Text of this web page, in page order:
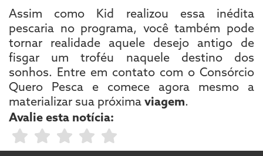
Assim como Kid realizou essa inédita
pescaria no programa, você também pode
tornar realidade aquele desejo antigo de
fisgar um troféu naquele destino dos
sonhos. Entre em contato com o Consórcio
Quero Pesca e comece agora mesmo a
materializar sua próxima viagem.
Avalie esta notícia: